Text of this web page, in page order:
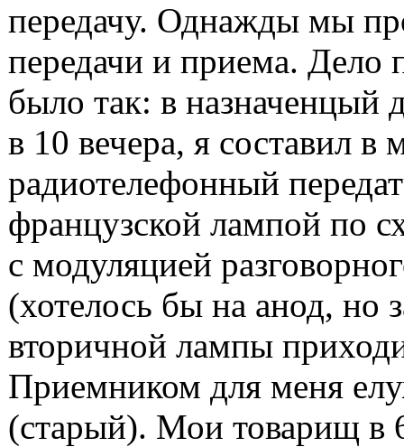
передачу. Однажды мы
передачи и приема. Дело
было так: в назначенцый
в 10 вечера, я составил в
радиотелефонный
французской лампой по
с модуляцией
(хотелось бы на анод, но
вторичной лампы
Приемником для меня
(старый). Мои товарищ в